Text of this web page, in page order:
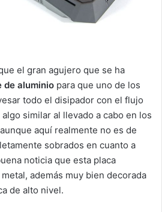
el gran agujero que se ha
de aluminio para que uno de los
todo el disipador con el flujo
similar al llevado a cabo en los
aquí realmente no es de
sobrados en cuanto a
noticia que esta placa
además muy bien decorada
de alto nivel.